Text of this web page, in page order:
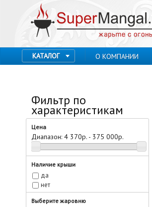
КАТАЛОГ О КОМПАНИИ
Фильтр по
характеристикам
Цена
Диапазон: 4 370р. - 375 000р.
Наличие крыши
да
нет
Выберите жаровню